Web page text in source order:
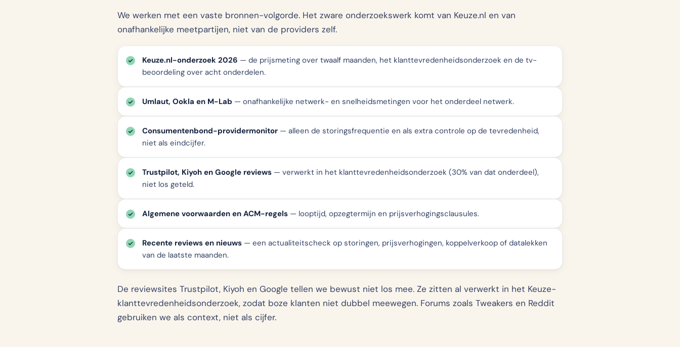
We werken met een vaste bronnen-volgorde. Het zware onderzoekswerk komt van Keuze.nl en van
onafhankelijke meetpartijen, niet van de providers zelf.
Keuze.nl-onderzoek 2026 — de prijsmeting over twaalf maanden, het klanttevredenheidsonderzoek en de tv-
beoordeling over acht onderdelen.
Umlaut, Ookla en M-Lab — onafhankelijke netwerk- en snelheidsmetingen voor het onderdeel netwerk.
Consumentenbond-providermonitor — alleen de storingsfrequentie en als extra controle op de tevredenheid,
niet als eindcijfer.
Trustpilot, Kiyoh en Google reviews — verwerkt in het klanttevredenheidsonderzoek (30% van dat onderdeel),
niet los geteld.
Algemene voorwaarden en ACM-regels — looptijd, opzegtermijn en prijsverhogingsclausules.
Recente reviews en nieuws — een actualiteitscheck op storingen, prijsverhogingen, koppelverkoop of datalekken
van de laatste maanden.
De reviewsites Trustpilot, Kiyoh en Google tellen we bewust niet los mee. Ze zitten al verwerkt in het Keuze-
klanttevredenheidsonderzoek, zodat boze klanten niet dubbel meewegen. Forums zoals Tweakers en Reddit
gebruiken we als context, niet als cijfer.